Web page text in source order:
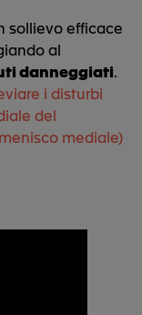
sollievo efficace
al
danneggiati.
i disturbi
del
mediale)